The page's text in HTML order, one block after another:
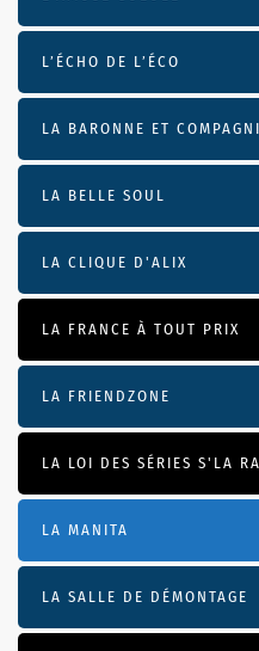
L’ÉCHO DE L’ÉCO
LA BARONNE ET
LA BELLE SOUL
LA CLIQUE D'ALIX
LA FRANCE À TOUT PRIX
LA FRIENDZONE
LA LOI DES SÉRIES S'LA
LA MANITA
LA SALLE DE DÉMONTAGE